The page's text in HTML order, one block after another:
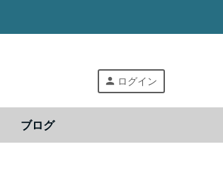
person ログイン
ブログ